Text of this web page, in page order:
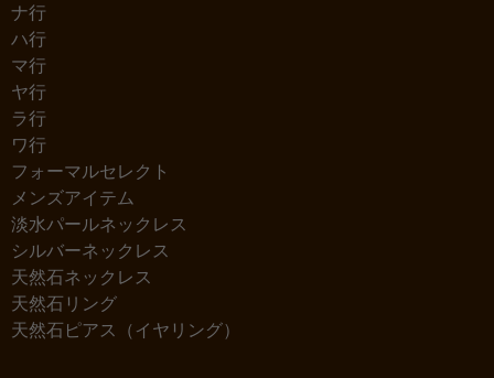
ナ行
ハ行
マ行
ヤ行
ラ行
ワ行
フォーマルセレクト
メンズアイテム
淡水パールネックレス
シルバーネックレス
天然石ネックレス
天然石リング
天然石ピアス（イヤリング）